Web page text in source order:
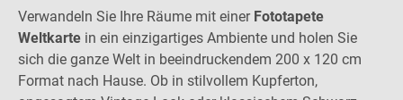
Verwandeln Sie Ihre Räume mit einer Fototapete
Weltkarte in ein einzigartiges Ambiente und holen Sie
sich die ganze Welt in beeindruckendem 200 x 120 cm
Format nach Hause. Ob in stilvollem Kupferton,